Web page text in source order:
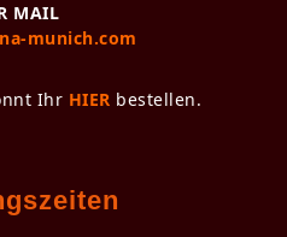
MAIL
munich.com
Ihr HIER bestellen.